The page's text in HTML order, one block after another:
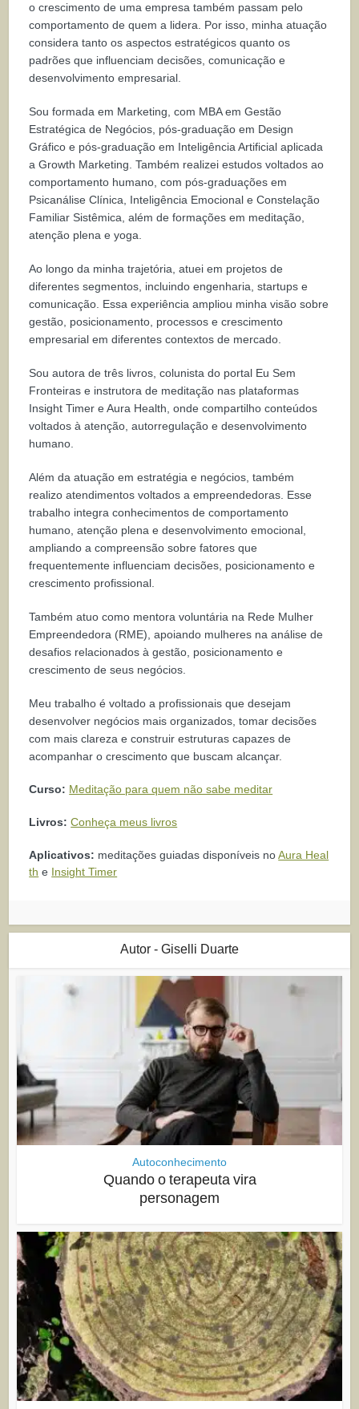
o crescimento de uma empresa também passam pelo
comportamento de quem a lidera. Por isso, minha atuação
considera tanto os aspectos estratégicos quanto os
padrões que influenciam decisões, comunicação e
desenvolvimento empresarial.
Sou formada em Marketing, com MBA em Gestão
Estratégica de Negócios, pós-graduação em Design
Gráfico e pós-graduação em Inteligência Artificial aplicada
a Growth Marketing. Também realizei estudos voltados ao
comportamento humano, com pós-graduações em
Psicanálise Clínica, Inteligência Emocional e Constelação
Familiar Sistêmica, além de formações em meditação,
atenção plena e yoga.
Ao longo da minha trajetória, atuei em projetos de
diferentes segmentos, incluindo engenharia, startups e
comunicação. Essa experiência ampliou minha visão sobre
gestão, posicionamento, processos e crescimento
empresarial em diferentes contextos de mercado.
Sou autora de três livros, colunista do portal Eu Sem
Fronteiras e instrutora de meditação nas plataformas
Insight Timer e Aura Health, onde compartilho conteúdos
voltados à atenção, autorregulação e desenvolvimento
humano.
Além da atuação em estratégia e negócios, também
realizo atendimentos voltados a empreendedoras. Esse
trabalho integra conhecimentos de comportamento
humano, atenção plena e desenvolvimento emocional,
ampliando a compreensão sobre fatores que
frequentemente influenciam decisões, posicionamento e
crescimento profissional.
Também atuo como mentora voluntária na Rede Mulher
Empreendedora (RME), apoiando mulheres na análise de
desafios relacionados à gestão, posicionamento e
crescimento de seus negócios.
Meu trabalho é voltado a profissionais que desejam
desenvolver negócios mais organizados, tomar decisões
com mais clareza e construir estruturas capazes de
acompanhar o crescimento que buscam alcançar.
Curso: Meditação para quem não sabe meditar
Livros: Conheça meus livros
Aplicativos: meditações guiadas disponíveis noAura Heal
th e Insight Timer
Autor - Giselli Duarte
Autoconhecimento
Quando o terapeuta vira
personagem